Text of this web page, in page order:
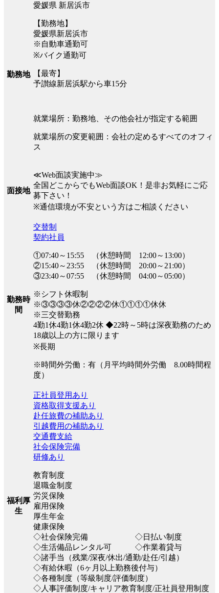
勤務地
愛媛県 新居浜市
【勤務地】
愛媛県新居浜市
※自動車通勤可
※バイク通勤可
【最寄】
予讃線新居浜駅から車15分
就業場所：勤務地、その他会社が指定する範囲
就業場所の変更範囲：会社の定めるすべてのオフィ
ス
面接地
≪Web面談実施中≫
全国どこからでもWeb面談OK！是非お気軽にご応
募下さい！
※通信環境が不安という方はご相談ください
勤務時
間
交替制
契約社員
①07:40～15:55 （休憩時間 12:00～13:00）
②15:40～23:55 （休憩時間 20:00～21:00）
③23:40～07:55 （休憩時間 04:00～05:00）
※シフト休暇制
※③③③③休②②②②休①①①①休休
※三交替勤務
4勤1休4勤1休4勤2休 ◆22時～5時は深夜勤務のため
18歳以上の方に限ります
※長期
※時間外労働：有（月平均時間外労働 8.00時間程
度）
福利厚
生
正社員登用あり
資格取得支援あり
赴任旅費の補助あり
引越費用の補助あり
交通費支給
社会保険完備
研修あり
教育制度
退職金制度
労災保険
雇用保険
厚生年金
健康保険
◇社会保険完備 ◇日払い制度
◇生活備品レンタル可 ◇作業着貸与
◇諸手当（残業/深夜/休出/通勤/赴任/引越）
◇有給休暇（6ヶ月以上勤務後付与）
◇各種制度（等級制度/評価制度）
◇人事評価制度/キャリア教育制度/正社員登用制度